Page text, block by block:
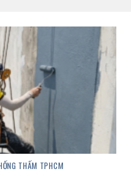
THẤM TPHCM